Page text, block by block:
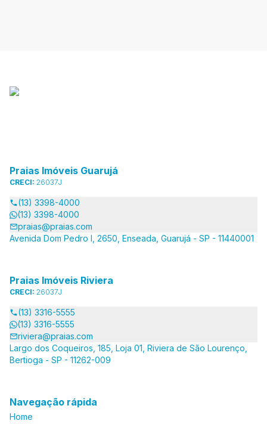
Praias Imóveis Guarujá
CRECI: 26037J
(13) 3398-4000
(13) 3398-4000
praias@praias.com
Avenida Dom Pedro I, 2650, Enseada, Guarujá - SP - 11440001
Praias Imóveis Riviera
CRECI: 26037J
(13) 3316-5555
(13) 3316-5555
riviera@praias.com
Largo dos Coqueiros, 185, Loja 01, Riviera de São Lourenço,
Bertioga - SP - 11262-009
Navegação rápida
Home